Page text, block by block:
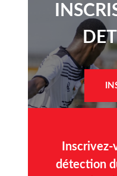
détection